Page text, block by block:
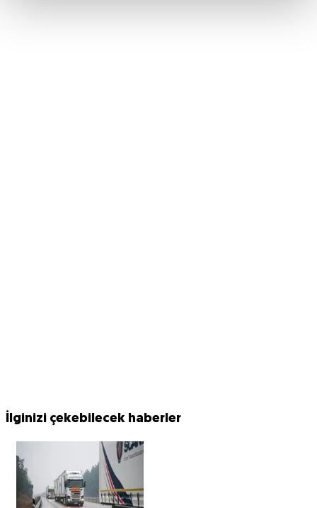
İlginizi çekebilecek haberler